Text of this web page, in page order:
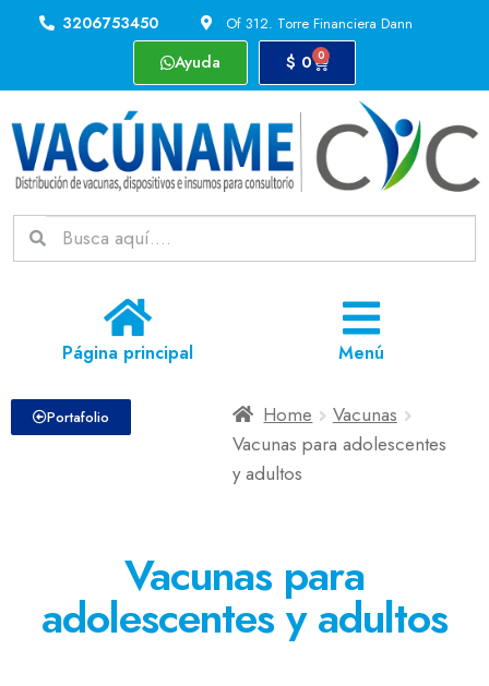
3206753450 Of 312. Torre Financiera Dann
Ayuda $ 0 0
Página principal Menú
Portafolio Home
Vacunas
Vacunas para adolescentes
y adultos
Vacunas para
adolescentes y adultos